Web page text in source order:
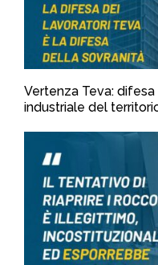
Vertenza Teva:
industriale del